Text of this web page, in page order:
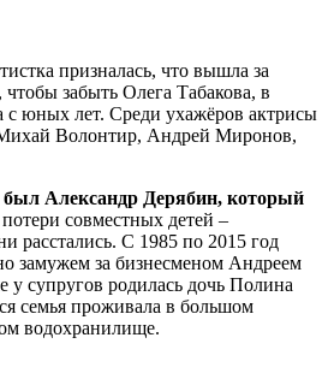
призналась, что вышла за
забыть Олега Табакова, в
с юных лет. Среди ухажёров актрисы
Волонтир, Андрей Миронов,
Александр Дерябин, который
совместных детей –
расстались. С 1985 по 2015 год
замужем за бизнесменом Андреем
супругов родилась дочь Полина
семья проживала в большом
водохранилище.